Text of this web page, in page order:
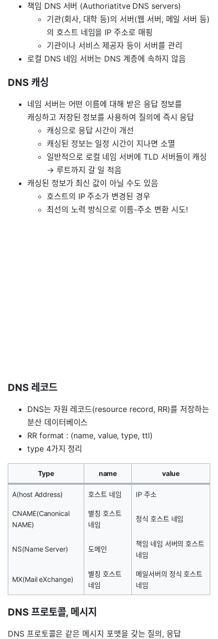
책임 DNS 서버 (Authoriatitve DNS servers)
기관(회사, 대학 등)의 서버(웹 서버, 메일 서버 등)
의 호스트 네임을 IP 주소로 매핑
기관이나 서비스 제공자 등이 서버를 관리
로컬 DNS 네임 서버는 DNS 계층에 속하지 않음
DNS 캐싱
네임 서버는 어떤 이름에 대해 받은 응답 정보를
캐싱하고 저장된 정보를 사용하여 질의에 즉시 응답
캐싱으로 응답 시간이 개선
캐싱된 정보는 일정 시간이 지나면 소멸
일반적으로 로컬 네임 서버에 TLD 서버들이 캐싱
→ 루트까지 갈 일 적음
캐싱된 정보가 최신 값이 아닐 수도 있음
호스트의 IP 주소가 변경된 경우
최선의 노력 방식으로 이름-주소 변환 시도!
DNS 레코드
DNS는 자원 레코드(resource record, RR)를 저장하는
분산 데이터베이스
RR format : (name, value, type, ttl)
type 4가지 정리
Type name value
A(host Address) 호스트 네임 IP 주소
CNAME(Canonical
NAME)
별칭 호스트
네임
정식 호스트 네임
NS(Name Server) 도메인
책임 네임 서버의 호스트
네임
MX(Mail eXchange)
별칭 호스트
네임
메일서버의 정식 호스트
네임
DNS 프로토콜, 메시지
DNS 프로토콜은 같은 메시지 포맷을 갖는 질의, 응답